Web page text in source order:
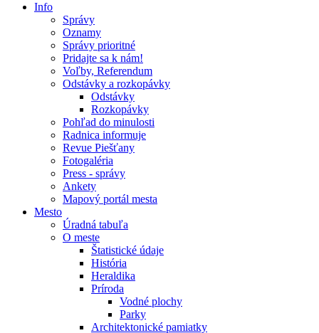
Info
Správy
Oznamy
Správy prioritné
Pridajte sa k nám!
Voľby, Referendum
Odstávky a rozkopávky
Odstávky
Rozkopávky
Pohľad do minulosti
Radnica informuje
Revue Piešťany
Fotogaléria
Press - správy
Ankety
Mapový portál mesta
Mesto
Úradná tabuľa
O meste
Štatistické údaje
História
Heraldika
Príroda
Vodné plochy
Parky
Architektonické pamiatky